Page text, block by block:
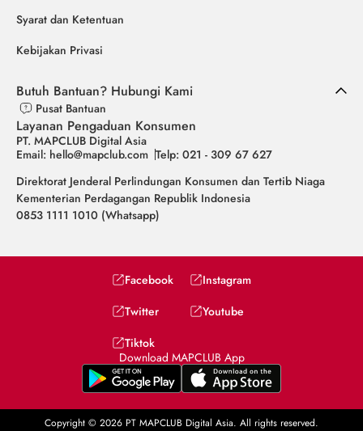
Syarat dan Ketentuan
Kebijakan Privasi
Butuh Bantuan? Hubungi Kami
Pusat Bantuan
Layanan Pengaduan Konsumen
PT. MAPCLUB Digital Asia
Email: hello@mapclub.com Telp: 021 - 309 67 627
Direktorat Jenderal Perlindungan Konsumen dan Tertib Niaga
Kementerian Perdagangan Republik Indonesia
0853 1111 1010 (Whatsapp)
Facebook
Instagram
Twitter
Youtube
Tiktok
Download MAPCLUB App
Copyright © 2026 PT MAPCLUB Digital Asia. All rights reserved.